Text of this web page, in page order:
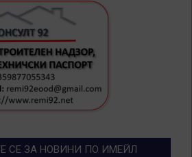
СЕ ЗА НОВИНИ ПО ИМЕЙЛ